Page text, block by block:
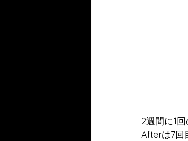
2週間に1
Afterは7回